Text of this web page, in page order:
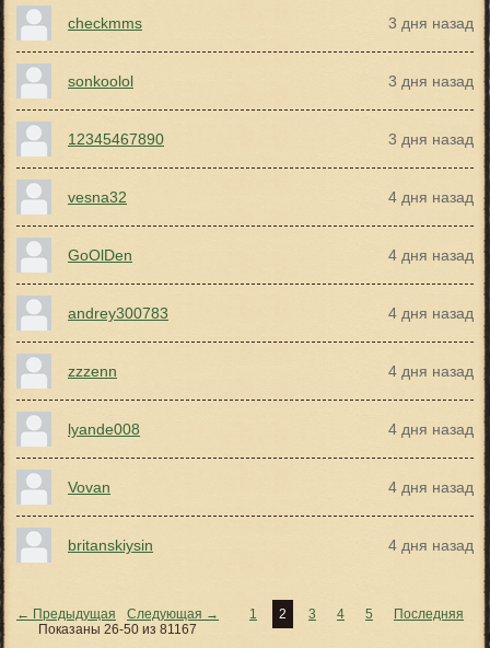
checkmms 3 дня назад
sonkoolol 3 дня назад
12345467890 3 дня назад
vesna32 4 дня назад
GoOlDen 4 дня назад
andrey300783 4 дня назад
zzzenn 4 дня назад
lyande008 4 дня назад
Vovan 4 дня назад
britanskiysin 4 дня назад
← Предыдущая Следующая → 1 2 3 4 5
Последняя
Показаны 26-50 из 81167